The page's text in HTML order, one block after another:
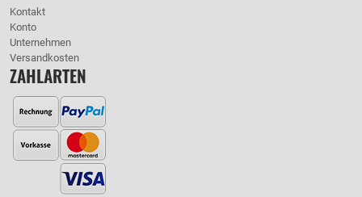
Kontakt
Konto
Unternehmen
Versandkosten
ZAHLARTEN